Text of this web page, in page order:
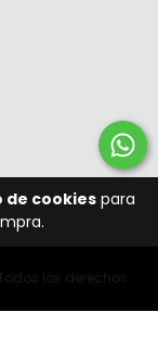
de cookies para
los derechos